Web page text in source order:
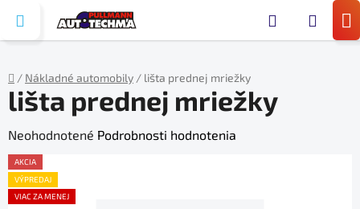
obsah
Domov
/ Nákladné automobily / lišta prednej mriežky
lišta prednej mriežky
Priemerné
hodnotenie
produktu
je
Neohodnotené Podrobnosti hodnotenia
AKCIA
VÝPREDAJ
VIAC ZA MENEJ